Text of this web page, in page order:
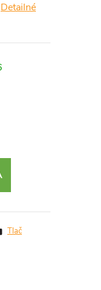
Detailné
Tlač